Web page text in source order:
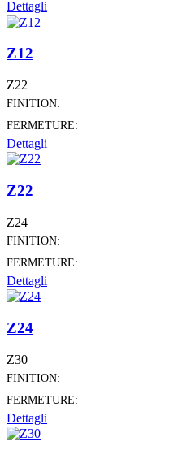
Dettagli
Z12
Z22
FINITION:
FERMETURE:
Dettagli
Z22
Z24
FINITION:
FERMETURE:
Dettagli
Z24
Z30
FINITION:
FERMETURE:
Dettagli